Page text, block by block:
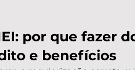
por que fazer
e benefícios